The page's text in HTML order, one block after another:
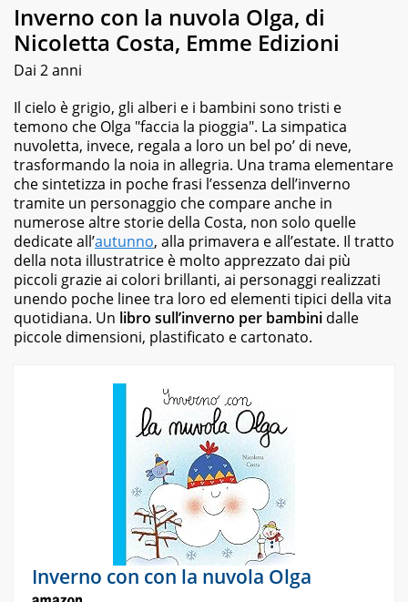
Inverno con la nuvola Olga, di
Nicoletta Costa, Emme Edizioni
Dai 2 anni
Il cielo è grigio, gli alberi e i bambini sono tristi e
temono che Olga "faccia la pioggia". La simpatica
nuvoletta, invece, regala a loro un bel po’ di neve,
trasformando la noia in allegria. Una trama elementare
che sintetizza in poche frasi l’essenza dell’inverno
tramite un personaggio che compare anche in
numerose altre storie della Costa, non solo quelle
dedicate all’autunno, alla primavera e all’estate. Il tratto
della nota illustratrice è molto apprezzato dai più
piccoli grazie ai colori brillanti, ai personaggi realizzati
unendo poche lineetra loro ed elementi tipici della vita
quotidiana. Un libro sull’inverno per bambini dalle
piccole dimensioni, plastificato e cartonato.
Inverno con con la nuvola Olga